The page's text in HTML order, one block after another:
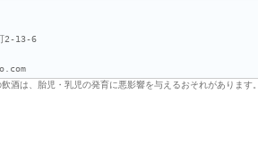
2-13-6
酒は、胎児・乳児の発育に悪影響を与えるおそれがあります。